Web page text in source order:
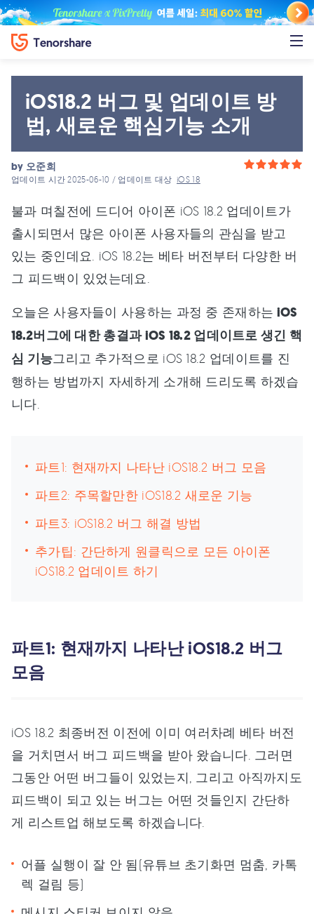
iOS18.2 버그 및 업데이트 방
법, 새로운 핵심기능 소개
by 오준희
업데이트 시간 2025-06-10 / 업데이트 대상iOS 18
불과 며칠전에 드디어 아이폰 iOS 18.2 업데이트가
출시되면서 많은 아이폰 사용자들의 관심을 받고
있는 중인데요. iOS 18.2는 베타 버전부터 다양한 버
그 피드백이 있었는데요.
오늘은 사용자들이 사용하는 과정 중 존재하는 iOS
18.2버그에 대한 총결과 iOS 18.2 업데이트로 생긴 핵
심 기능그리고 추가적으로 iOS 18.2 업데이트를 진
행하는 방법까지 자세하게 소개해 드리도록 하겠습
니다.
파트1: 현재까지 나타난 iOS18.2 버그 모음
파트2: 주목할만한 iOS18.2 새로운 기능
파트3: iOS18.2 버그 해결 방법
추가팁: 간단하게 원클릭으로 모든 아이폰
iOS18.2 업데이트 하기
파트1: 현재까지 나타난 iOS18.2 버그
모음
iOS 18.2 최종버전 이전에 이미 여러차례 베타 버전
을 거치면서 버그 피드백을 받아 왔습니다. 그러면
그동안 어떤 버그들이 있었는지, 그리고 아직까지도
피드백이 되고 있는 버그는 어떤 것들인지 간단하
게 리스트업 해보도록 하겠습니다.
어플 실행이 잘 안 됨(유튜브 초기화면 멈춤, 카톡
렉 걸림 등)